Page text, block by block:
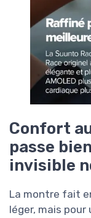
Confort
passe
invisible
La montre fait
léger, mais pour